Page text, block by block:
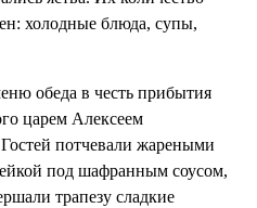
холодные блюда, супы,
обеда в честь прибытия
царем Алексеем
потчевали жареными
под шафранным соусом,
трапезу сладкие